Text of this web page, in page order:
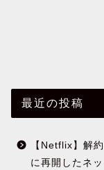
最近の投稿
【Netflix】解
に再開したネ